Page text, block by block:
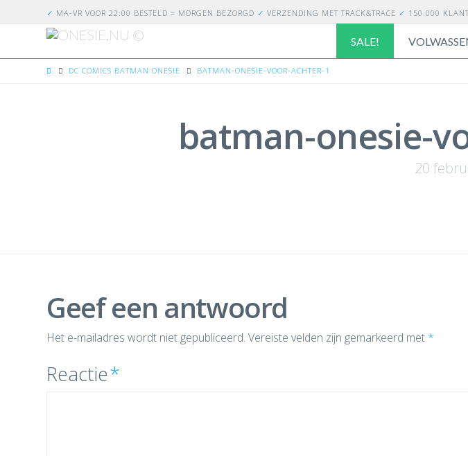
✓ MA-VR VOOR 22:00 BESTELD = MORGEN BEZORGD ✓ VERZENDING MET TRACK&TRACE ✓ 150.000
SALE!
HOMEDC COMICS BATMAN ONESIE BATMAN-ONESIE-VOOR-ACHTER-1
batman-onesie-
20
Geef een antwoord
Het e-mailadres wordt niet gepubliceerd. Vereiste velden zijn gemarkeerd met *
Reactie*